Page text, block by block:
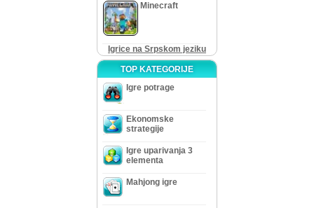
Minecraft
Igrice na Srpskom jeziku
TOP KATEGORIJE
Igre potrage
Ekonomske
strategije
Igre uparivanja 3
elementa
Mahjong igre